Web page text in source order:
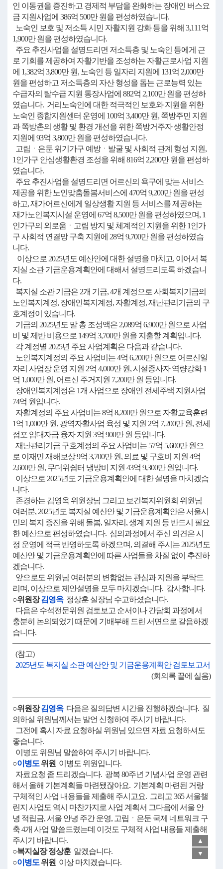
인 이동권을 증진하고 경제적 부담을 완화하는 장애인 버스요
금 지원사업에 386억 500만 원을 편성하였습니다.
노숙인 보호 및 저소득 시민 자활지원 강화 등을 위해 3,111억
1,900만 원을 편성하였습니다.
주요 추진사업을 설명드리면 저소득층 및 노숙인 등에게 근
로 기회를 제공하여 자활기반을 조성하는 자활근로사업 지원
에 1,382억 3,800만 원, 노숙인 등 일자리 지원에 131억 2,000만
원을 편성하고 저소득층의 자산 형성을 돕는 근로능력 있는
수급자의 탈수급 지원 통장사업에 882억 2,100만 원을 편성하
였습니다. 거리노숙인에 대한 적극적인 보호와 지원을 위한
노숙인 종합지원센터 운영에 100억 3,400만 원, 쪽방주민 지원
과 쪽방촌의 생활 및 환경 개선을 위한 쪽방거주자 생활안정
지원에 93억 3,800만 원을 편성하였습니다.
고립ㆍ은둔 위기가구 예방ㆍ발굴 및 사회적 관계 형성 지원,
1인가구 안심생활환경 조성을 위해 816억 2,200만 원을 편성하
였습니다.
주요 추진사업을 설명드리면 어르신의 욕구에 맞는 서비스
제공을 위한 노인맞춤돌봄서비스에 470억 9,200만 원을 편성
하고, 재가어르신에게 일상생활 지원 등 서비스를 제공하는
재가노인복지시설 운영에 67억 8,500만 원을 편성하였으며, 1
인가구의 외로움ㆍ고립 방지 및 체계적인 지원을 위한 1인가
구 사회적 연결망 구축 지원에 28억 9,700만 원을 편성하였습
니다.
이상으로 2025년도 예산안에 대한 설명을 마치고, 이어서 복
지실 소관 기금운용계획안에 대해서 설명드리도록 하겠습니
다.
복지실 소관 기금은 2개 기금, 4개 계정으로 사회복지기금의
노인복지계정, 장애인복지계정, 자활계정, 재난관리기금의 구
호계정이 있습니다.
기금의 2025년도 말 총 조성액은 2,089억 6,900만 원으로 사업
비 및 제반 비용으로 149억 3,700만 원을 지출할 계획입니다.
각 계정별 2025년 주요 사업계획은 다음과 같습니다.
노인복지계정의 주요 사업비는 4억 6,200만 원으로 어르신일
자리 사업장 운영 지원 2억 4,000만 원, 시설종사자 역량강화 1
억 1,000만 원, 어르신 주거지원 7,200만 원 등입니다.
장애인복지계정은 1개 사업으로 장애인 전세주택 지원사업
74억 원입니다.
자활계정의 주요 사업비는 8억 8,200만 원으로 자활교육훈련
1억 1,000만 원, 광역자활사업 육성 및 지원 2억 7,200만 원, 전세
점포 임대자금 융자 지원 3억 900만 원 등입니다.
재난관리기금 구호계정의 주요 사업비는 57억 5,600만 원으
로 이재민 재해보상 9억 3,700만 원, 의료 및 구호비 지원 4억
2,600만 원, 무더위쉼터 냉방비 지원 43억 9,300만 원입니다.
이상으로 2025년도 기금운용계획안에 대한 설명을 마치겠습
니다.
존경하는 김영옥 위원장님 그리고 보건복지위원회 위원님
여러분, 2025년도 복지실 예산안 및 기금운용계획안은 서울시
민의 복지 증진을 위해 돌봄, 일자리, 생계 지원 등 반드시 필요
한 예산으로 편성하였습니다. 심의과정에서 주신 의견은 시
정 운영에 적극 반영하도록 하겠으며, 의결해 주시는 2025년도
예산안 및 기금운용계획안에 따른 사업들을 차질 없이 추진하
겠습니다.
앞으로도 위원님 여러분의 변함없는 관심과 지원을 부탁드
리며, 이상으로 제안설명을 모두 마치겠습니다. 감사합니다.
○위원장김영옥정상훈 실장님 수고하셨습니다.
다음은 수석전문위원 검토보고 순서이나 간담회 과정에서
충분히 논의되었기 때문에 기배부해 드린 서면으로 갈음하겠
습니다.
(참고)
2025년도 복지실 소관 예산안 및 기금운용계획안 검토보고서
(회의록 끝에 실음)
○위원장김영옥다음은 질의답변 시간을 진행하겠습니다. 질
의하실 위원님께서는 발언 신청하여 주시기 바랍니다.
그전에 혹시 자료 요청하실 위원님 있으면 자료 요청하셔도
좋습니다.
이병도 위원님 말씀하여 주시기 바랍니다.
○이병도 위원 이병도 위원입니다.
자료요청 좀 드리겠습니다. 광복 80주년 기념사업 운영 관련
해서 올해 기본계획들 마련됐잖아요. 기본계획 마련된 거랑
구체적인 사업 내용들을 제출해 주시고요. 그리고 365 서울챌
린지 사업도 역시 마찬가지로 사업 계획서 그다음에 서울 안
녕 적립금, 서울 안녕 주간 운영, 고립ㆍ은둔 국제 네트워크 구
축 4개 사업 말씀드렸는데 이것도 구체적 사업 내용들 제출해
주시기 바랍니다.
○복지실장 정상훈알겠습니다.
○이병도 위원 이상 마치겠습니다.
▲
▼